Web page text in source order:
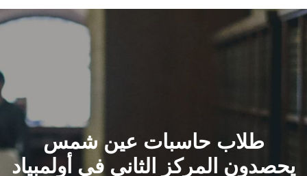
الرئيسيـة
القطاعـات
الشئون الأكاديمية
طلاب حاسبات عين شمس
يحصدون المركز الثاني في أولمبياد